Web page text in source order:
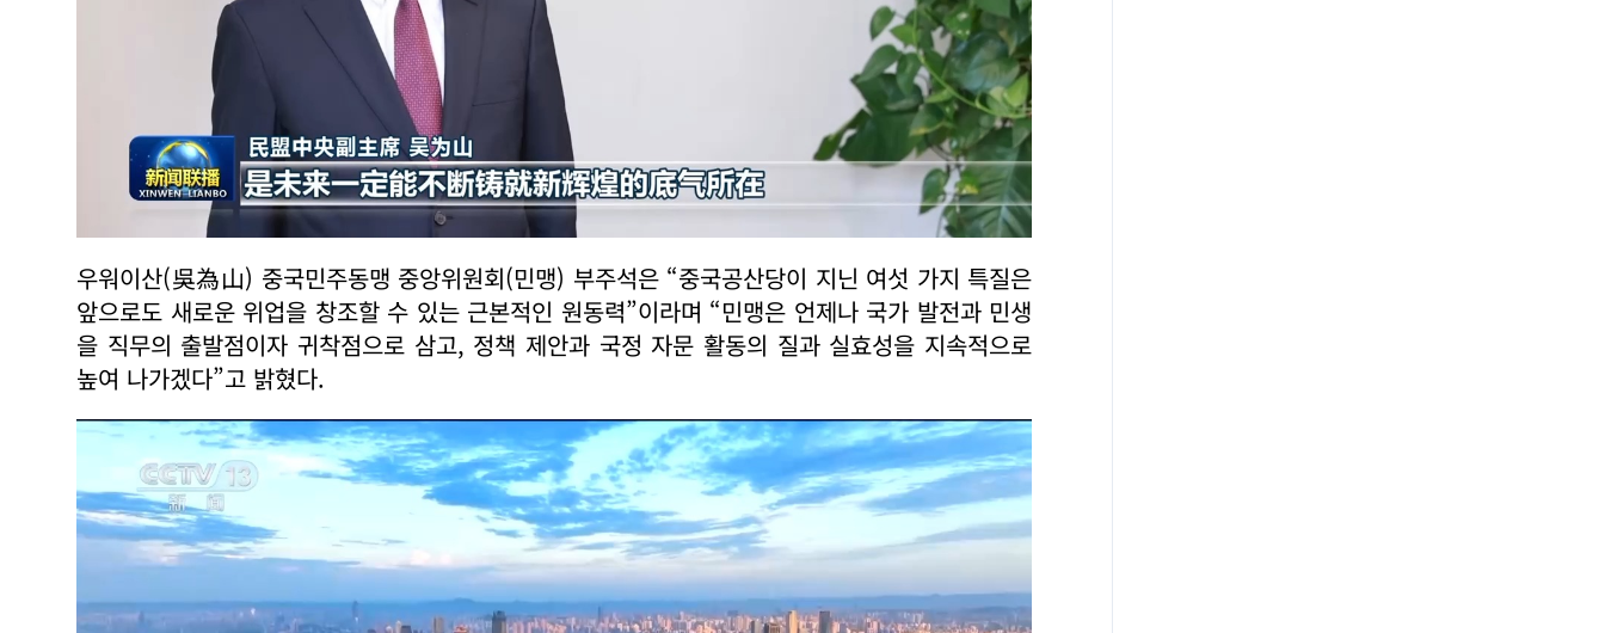
우워이산(吳為山) 중국민주동맹 중앙위원회(민맹) 부주석은 “중국공산당이 지닌 여섯 가지 특질은
앞으로도 새로운 위업을 창조할 수 있는 근본적인 원동력”이라며 “민맹은 언제나 국가 발전과 민생
을 직무의 출발점이자 귀착점으로 삼고, 정책 제안과 국정 자문 활동의 질과 실효성을 지속적으로
높여 나가겠다”고 밝혔다.